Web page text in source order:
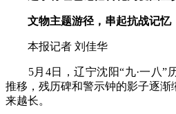
文物主题游径，串起抗战记忆
本报记者 刘佳华
5月4日，辽宁沈阳“九·一八”
推移，残历碑和警示钟的影子逐渐
来越长。